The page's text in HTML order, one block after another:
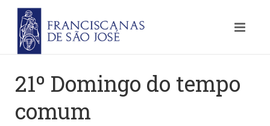
21º Domingo do tempo
comum